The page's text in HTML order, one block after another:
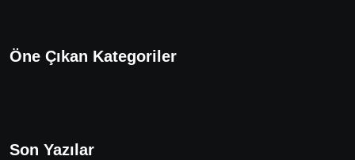
Öne Çıkan Kategoriler
Son Yazılar